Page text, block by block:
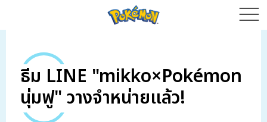
ธีม LINE "mikko×Pokémon
นุ่มฟู" วางจำหน่ายแล้ว!